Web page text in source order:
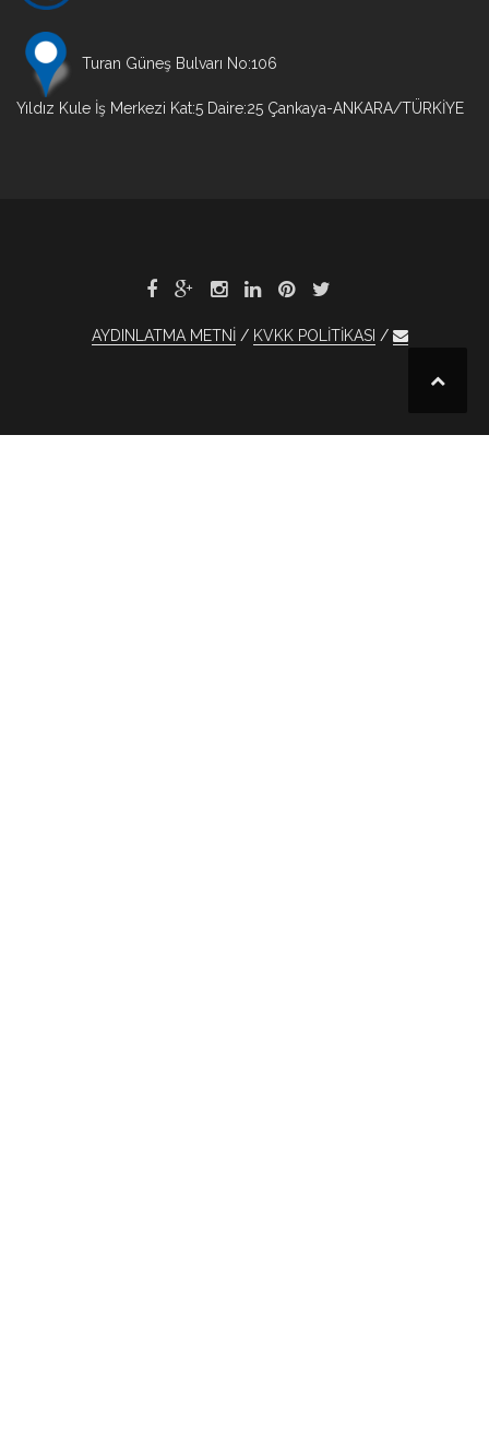
Turan Güneş Bulvarı No:106
Yıldız Kule İş Merkezi Kat:5 Daire:25 Çankaya-ANKARA/TÜRKİYE
AYDINLATMA METNİ KVKK POLİTİKASI